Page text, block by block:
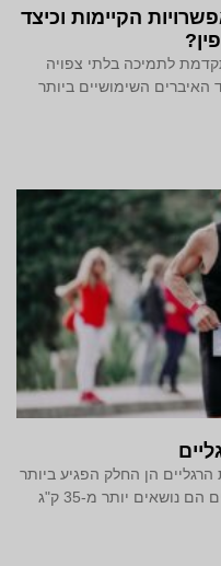
הקיימות וכיצד
לתמיכה בלתי צפויה
האיברים השימושיים ביותר
הרגליים הן החלק הפגיע ביותר
בגופך. מוצרי טיפוח והגנה לכפות הרגליים הם נושאים יותר מ-35 ק"ג